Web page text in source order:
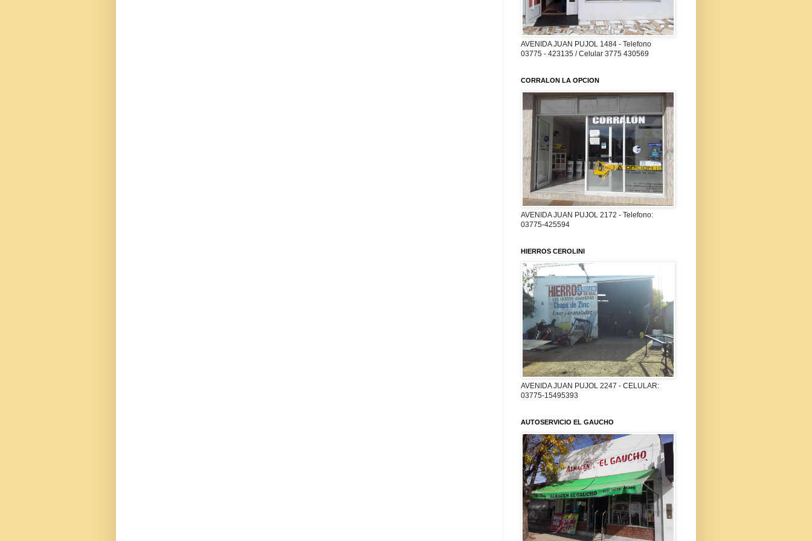
AVENIDA JUAN PUJOL 1484 - Telefono
03775 - 423135 / Celular 3775 430569
CORRALON LA OPCION
AVENIDA JUAN PUJOL 2172 - Telefono:
03775-425594
HIERROS CEROLINI
AVENIDA JUAN PUJOL 2247 - CELULAR:
03775-15495393
AUTOSERVICIO EL GAUCHO